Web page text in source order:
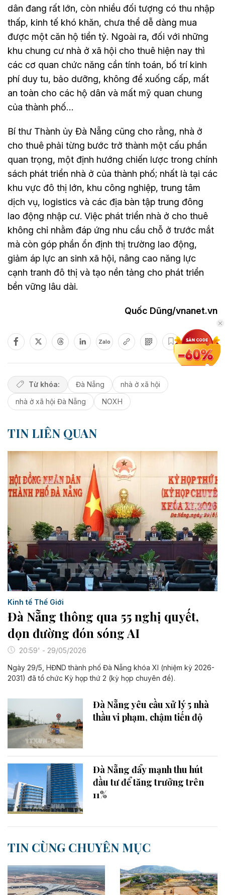
dân đang rất lớn, còn nhiều đối tượng có thu nhập
thấp, kinh tế khó khăn, chưa thể dễ dàng mua
được một căn hộ tiền tỷ. Ngoài ra, đối với những
khu chung cư nhà ở xã hội cho thuê hiện nay thì
các cơ quan chức năng cần tính toán, bố trí kinh
phí duy tu, bảo dưỡng, không để xuống cấp, mất
an toàn cho các hộ dân và mất mỹ quan chung
của thành phố…
Bí thư Thành ủy Đà Nẵng cũng cho rằng, nhà ở
cho thuê phải từng bước trở thành một cấu phần
quan trọng, một định hướng chiến lược trong chính
sách phát triển nhà ở của thành phố; nhất là tại các
khu vực đô thị lớn, khu công nghiệp, trung tâm
dịch vụ, logistics và các địa bàn tập trung đông
lao động nhập cư. Việc phát triển nhà ở cho thuê
không chỉ nhằm đáp ứng nhu cầu chỗ ở trước mắt
mà còn góp phần ổn định thị trường lao động,
giảm áp lực an sinh xã hội, nâng cao năng lực
cạnh tranh đô thị và tạo nền tảng cho phát triển
bền vững lâu dài.
Quốc Dũng/vnanet.vn
Zalo
Từ khóa: Đà Nẵng
nhà ở xã hội
nhà ở xã hội Đà Nẵng
NOXH
TIN LIÊN QUAN
Kinh tế Thế Giới
Đà Nẵng thông qua 55 nghị quyết,
dọn đường đón sóng AI
20:59' - 29/05/2026
Ngày 29/5, HĐND thành phố Đà Nẵng khóa XI (nhiệm kỳ 2026-
2031) đã tổ chức Kỳ họp thứ 2 (kỳ họp chuyên đề).
Đà Nẵng yêu cầu xử lý 5 nhà
thầu vi phạm, chậm tiến độ
Đà Nẵng đẩy mạnh thu hút
đầu tư để tăng trưởng trên
11%
TIN CÙNG CHUYÊN MỤC